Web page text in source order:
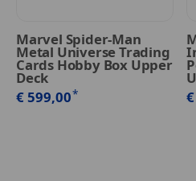
Marvel Spider-Man
Metal Universe Trading
Cards Hobby Box Upper
Deck
€ 599,00*